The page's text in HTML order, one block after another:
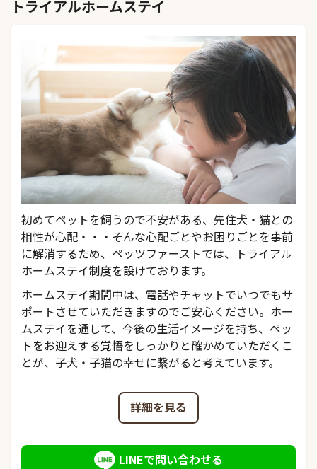
トライアルホームステイ
初めてペットを飼うので不安がある、先住犬・猫との
相性が心配・・・そんな心配ごとやお困りごとを事前
に解消するため、ペッツファーストでは、トライアル
ホームステイ制度を設けております。
ホームステイ期間中は、電話やチャットでいつでもサ
ポートさせていただきますのでご安心ください。ホー
ムステイを通して、今後の生活イメージを持ち、ペッ
トをお迎えする覚悟をしっかりと確かめていただくこ
とが、子犬・子猫の幸せに繋がると考えています。
詳細を見る
LINEで問い合わせる